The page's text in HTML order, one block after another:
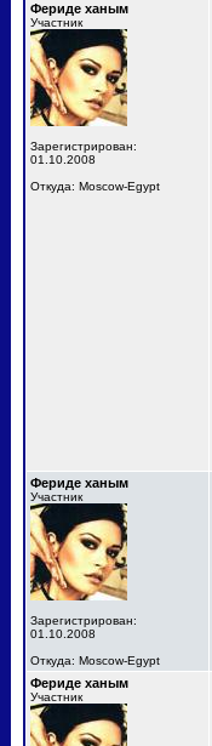
Фериде ханым
Участник
Зарегистрирован:
01.10.2008
Откуда: Moscow-Egypt
Фериде ханым
Участник
Зарегистрирован:
01.10.2008
Откуда: Moscow-Egypt
Фериде ханым
Участник